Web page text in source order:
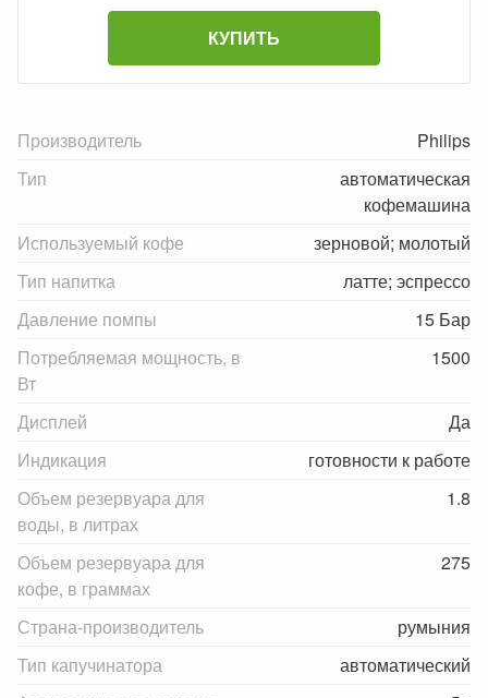
КУПИТЬ
Производитель
Philips
Тип
автоматическая
кофемашина
Используемый кофе
зерновой; молотый
Тип напитка
латте; эспрессо
Давление помпы
15 Бар
Потребляемая мощность, в
Вт
1500
Дисплей
Да
Индикация
готовности к работе
Объем резервуара для
воды, в литрах
1.8
Объем резервуара для
кофе, в граммах
275
Страна-производитель
румыния
Тип капучинатора
автоматический